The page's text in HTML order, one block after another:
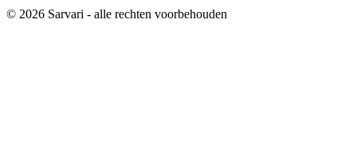
© 2026 Sarvari - alle rechten voorbehouden